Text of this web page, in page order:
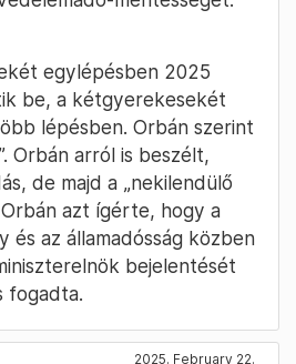
is. Egy gyerek után
a szülők járulékából.
teljes jövedelemadó-
anyák életük
mentességét.
egylépésben 2025